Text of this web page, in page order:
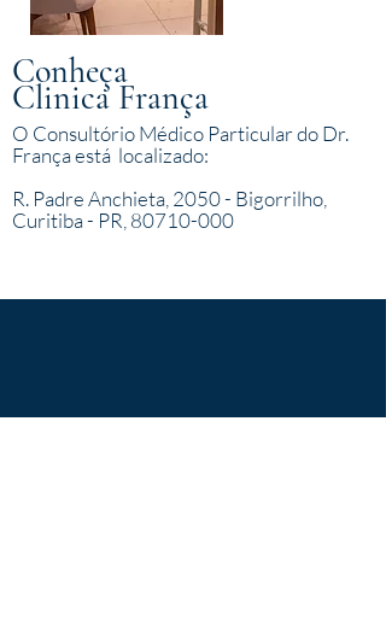
Conheça
Clinica França
O Consultório Médico Particular do Dr.
França está localizado:
R. Padre Anchieta, 2050 - Bigorrilho,
Curitiba - PR, 80710-000